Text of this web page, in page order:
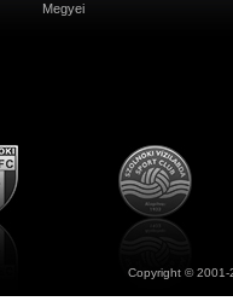
Megyei
Copyright ©